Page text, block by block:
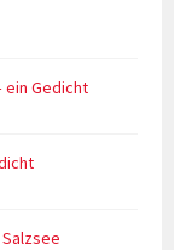
ein Gedicht